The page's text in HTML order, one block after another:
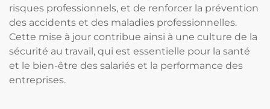
risques professionnels, et de renforcer la prévention
des accidents et des maladies professionnelles.
Cette mise à jour contribue ainsi à une culture de la
sécurité au travail, qui est essentielle pour la santé
et le bien-être des salariés et la performance des
entreprises.